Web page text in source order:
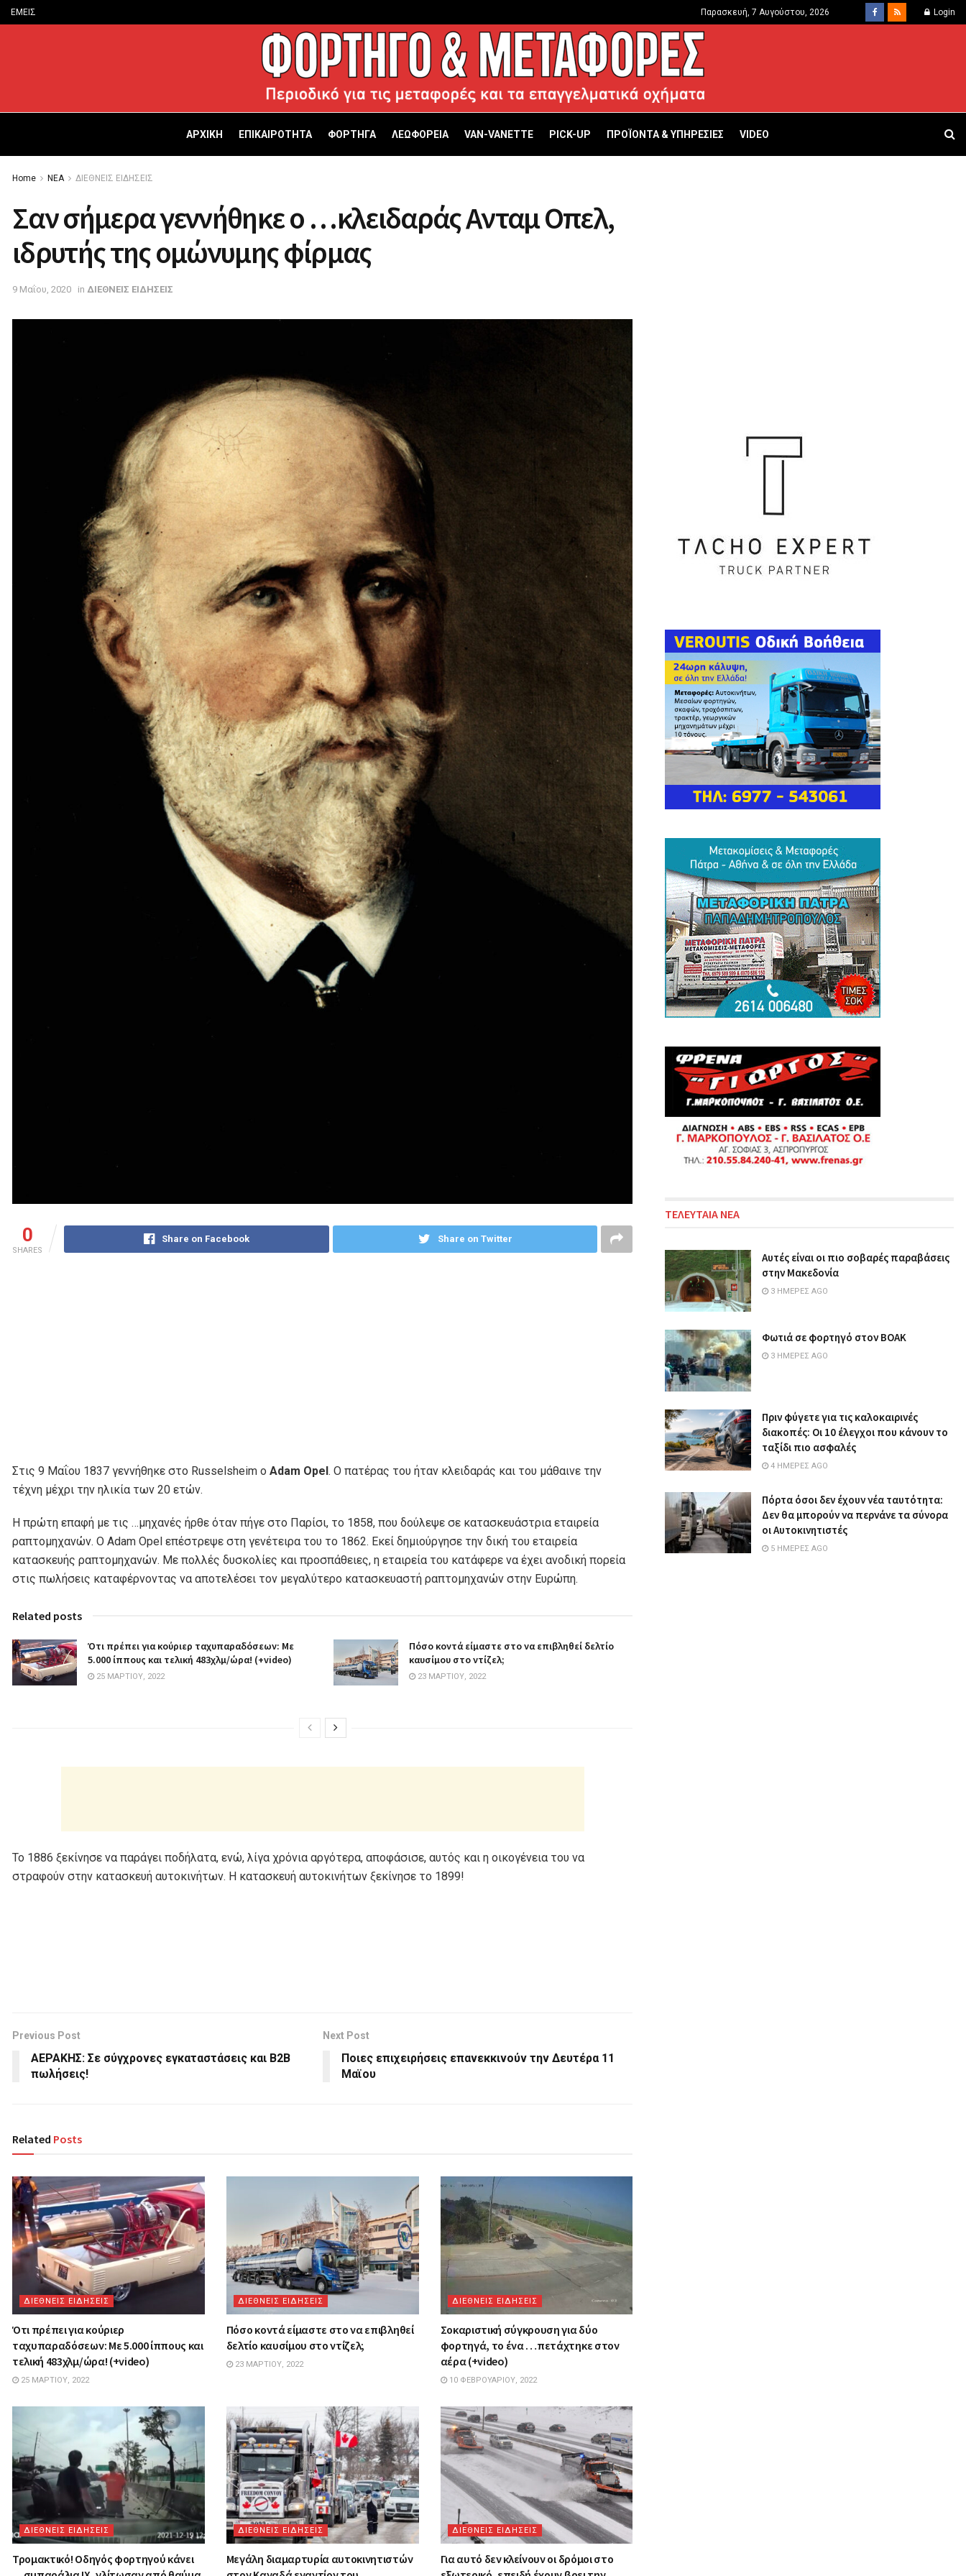
ΕΜΕΙΣ Παρασκευή, 7 Αυγούστου, 2026 Login
ΑΡΧΙΚΗ ΕΠΙΚΑΙΡΟΤΗΤΑ ΦΟΡΤΗΓΑ ΛΕΩΦΟΡΕΙΑ VAN-VANETTΕ PICK-UP ΠΡΟΪΟΝΤΑ & ΥΠΗΡΕΣΙΕΣ VIDEO
Home ΝΕΑ ΔΙΕΘΝΕΙΣ ΕΙΔΗΣΕΙΣ
Σαν σήμερα γεννήθηκε ο …κλειδαράς Ανταμ Οπελ,
ιδρυτής της ομώνυμης φίρμας
9 Μαΐου, 2020 in ΔΙΕΘΝΕΙΣ ΕΙΔΗΣΕΙΣ
0
SHARES
Share on Facebook Share on Twitter
Στις 9 Μαΐου 1837 γεννήθηκε στο Russelsheim o Adam Opel. Ο πατέρας του ήταν κλειδαράς και του μάθαινε την
τέχνη μέχρι την ηλικία των 20 ετών.
H πρώτη επαφή με τις …μηχανές ήρθε όταν πήγε στο Παρίσι, το 1858, που δούλεψε σε κατασκευάστρια εταιρεία
ραπτομηχανών. Ο Adam Opel επέστρεψε στη γενέτειρα του το 1862. Eκεί δημιούργησε την δική του εταιρεία
κατασκευής ραπτομηχανών. Με πολλές δυσκολίες και προσπάθειες, η εταιρεία του κατάφερε να έχει ανοδική πορεία
στις πωλήσεις καταφέρνοντας να αποτελέσει τον μεγαλύτερο κατασκευαστή ραπτομηχανών στην Ευρώπη.
Related posts
Ότι πρέπει για κούριερ ταχυπαραδόσεων: Με
5.000 ίππους και τελική 483χλμ/ώρα! (+video)
25 ΜΑΡΤΊΟΥ, 2022
Πόσο κοντά είμαστε στο να επιβληθεί δελτίο
καυσίμου στο ντίζελ;
23 ΜΑΡΤΊΟΥ, 2022
Το 1886 ξεκίνησε να παράγει ποδήλατα, ενώ, λίγα χρόνια αργότερα, αποφάσισε, αυτός και η οικογένεια του να
στραφούν στην κατασκευή αυτοκινήτων. Η κατασκευή αυτοκινήτων ξεκίνησε το 1899!
Previous Post
ΑΕΡΑΚΗΣ: Σε σύγχρονες εγκαταστάσεις και B2B
πωλήσεις!
Next Post
Ποιες επιχειρήσεις επανεκκινούν την Δευτέρα 11
Μαϊου
Related Posts
ΔΙΕΘΝΕΙΣ ΕΙΔΗΣΕΙΣ
Ότι πρέπει για κούριερ
ταχυπαραδόσεων: Με 5.000 ίππους και
τελική 483χλμ/ώρα! (+video)
25 ΜΑΡΤΊΟΥ, 2022
ΔΙΕΘΝΕΙΣ ΕΙΔΗΣΕΙΣ
Πόσο κοντά είμαστε στο να επιβληθεί
δελτίο καυσίμου στο ντίζελ;
23 ΜΑΡΤΊΟΥ, 2022
ΔΙΕΘΝΕΙΣ ΕΙΔΗΣΕΙΣ
Σοκαριστική σύγκρουση για δύο
φορτηγά, το ένα …πετάχτηκε στον
αέρα (+video)
10 ΦΕΒΡΟΥΑΡΊΟΥ, 2022
ΔΙΕΘΝΕΙΣ ΕΙΔΗΣΕΙΣ
Τρομακτικό! Οδηγός φορτηγού κάνει
ΔΙΕΘΝΕΙΣ ΕΙΔΗΣΕΙΣ
Μεγάλη διαμαρτυρία αυτοκινητιστών
ΔΙΕΘΝΕΙΣ ΕΙΔΗΣΕΙΣ
Για αυτό δεν κλείνουν οι δρόμοι στο
ΤΕΛΕΥΤΑΙΑ ΝΕΑ
Αυτές είναι οι πιο σοβαρές παραβάσεις
στην Μακεδονία
3 ΗΜΈΡΕΣ AGO
Φωτιά σε φορτηγό στον ΒΟΑΚ
3 ΗΜΈΡΕΣ AGO
Πριν φύγετε για τις καλοκαιρινές
διακοπές: Οι 10 έλεγχοι που κάνουν το
ταξίδι πιο ασφαλές
4 ΗΜΈΡΕΣ AGO
Πόρτα όσοι δεν έχουν νέα ταυτότητα:
Δεν θα μπορούν να περνάνε τα σύνορα
οι Αυτοκινητιστές
5 ΗΜΈΡΕΣ AGO